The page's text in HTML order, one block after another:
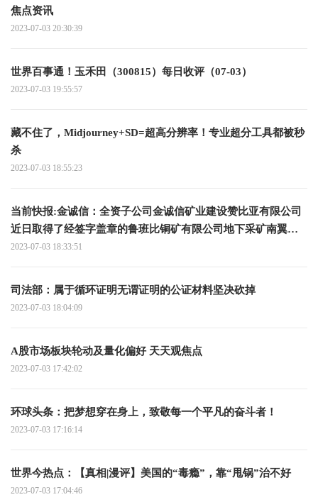
焦点资讯
2023-07-03 20:30:39
世界百事通！玉禾田（300815）每日收评（07-03）
2023-07-03 19:55:57
藏不住了，Midjourney+SD=超高分辨率！专业超分工具都被秒
杀
2023-07-03 18:55:23
当前快报:金诚信：全资子公司金诚信矿业建设赞比亚有限公司
近日取得了经签字盖章的鲁班比铜矿有限公司地下采矿南翼开
拓和生产运营合同
2023-07-03 18:33:51
司法部：属于循环证明无谓证明的公证材料坚决砍掉
2023-07-03 18:04:09
A股市场板块轮动及量化偏好 天天观焦点
2023-07-03 17:42:02
环球头条：把梦想穿在身上，致敬每一个平凡的奋斗者！
2023-07-03 17:16:14
世界今热点：【真相|漫评】美国的“毒瘾”，靠“甩锅”治不好
2023-07-03 17:04:46